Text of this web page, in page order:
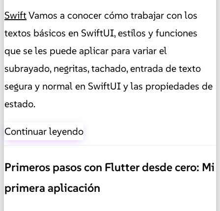
SwiftVamos a conocer cómo trabajar con los
textos básicos en SwiftUI, estilos y funciones
que se les puede aplicar para variar el
subrayado, negritas, tachado, entrada de texto
segura y normal en SwiftUI y las propiedades de
estado.
Continuar leyendo
Primeros pasos con Flutter desde cero: Mi
primera aplicación